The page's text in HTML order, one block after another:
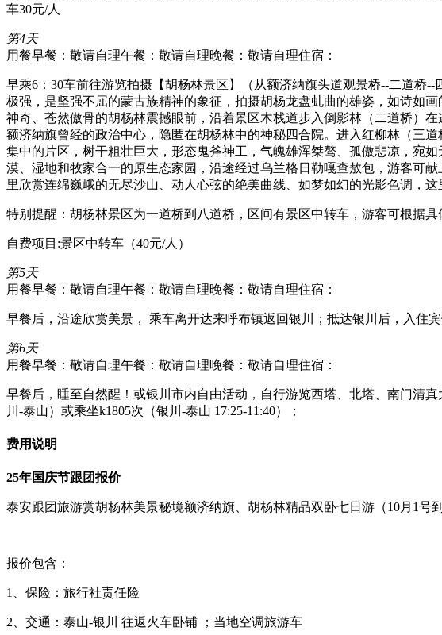
车30元/人
第4天
用餐早餐：敬请自理午餐：敬请自理晚餐：敬请自理住宿：
早乘6：30车前往游览拍摄【胡杨林景区】（从额济纳旗头道观景桥--二道桥
极强，是坚强不屈的蒙古族精神的象征，拍摄胡杨龙盘虬曲的雄姿，如诗如
神奇、苍然傲骨的胡杨林震撼眼前，沿着景区木栈道步入倒影林（二道桥）
额济纳旗曾经的政治中心，隐匿在胡杨林中的神秘四合院。进入红柳林（三
集中的片区，树干粗壮巨大，形态鬼斧神工，气魄雄浑桀骜、孤傲悲凉，宛
漠、湿地和牧家合一的原生态家园，沿途经过乌兰格日勒嘎查敖包，游客可
里欣赏连绵巍峨的无尽沙山、动人心弦的绝美曲线、如梦如幻的光影色调，
特别提醒：胡杨林景区为一道桥到八道桥，区间有景区中转车，游客可根据
自费项目:景区中转车（40元/人）
第5天
用餐早餐：敬请自理午餐：敬请自理晚餐：敬请自理住宿：
早餐后，沿途欣赏美景， 乘车离开达来呼布镇返回银川；抵达银川后，入住宾
第6天
用餐早餐：敬请自理午餐：敬请自理晚餐：敬请自理住宿：
早餐后，睡至自然醒！或银川市内自由活动，自行游览西塔、北塔、南门清
川-泰山）或乘坐k1805次（银川-泰山 17:25-11:40）；
费用说明
25年国庆节跟团报价
泰安跟团旅游赏胡杨林美景秘境额济纳旗、胡杨林精品双卧七日游（10月1号到
报价包含：
1、保险：旅行社责任险
2、交通：泰山-银川 往返火车卧铺 ；当地空调旅游车